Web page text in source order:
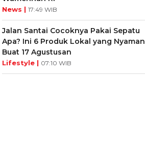
News | 17:49 WIB
Jalan Santai Cocoknya Pakai Sepatu
Apa? Ini 6 Produk Lokal yang Nyaman
Buat 17 Agustusan
Lifestyle | 07:10 WIB